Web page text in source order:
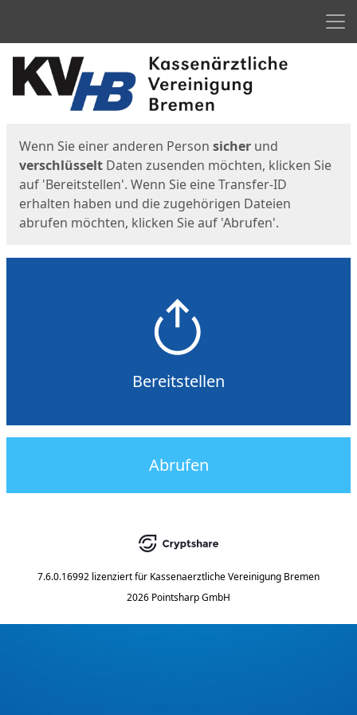
Start
Wenn Sie einer anderen Person sicher und
verschlüsselt Daten zusenden möchten, klicken Sie
auf 'Bereitstellen'. Wenn Sie eine Transfer-ID
erhalten haben und die zugehörigen Dateien
abrufen möchten, klicken Sie auf 'Abrufen'.
Bereitstellen
Abrufen
7.6.0.16992 lizenziert für Kassenaerztliche Vereinigung Bremen
2026 Pointsharp GmbH